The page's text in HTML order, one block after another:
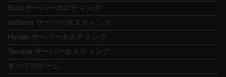
Rust サーバーホスティング
Valheim サーバーホスティング
Hytale サーバーホスティング
Terraria サーバーホスティング
すべてのゲーム